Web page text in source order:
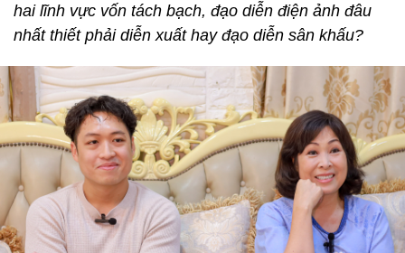
hai lĩnh vực vốn tách bạch, đạo diễn điện ảnh đâu
nhất thiết phải diễn xuất hay đạo diễn sân khấu?